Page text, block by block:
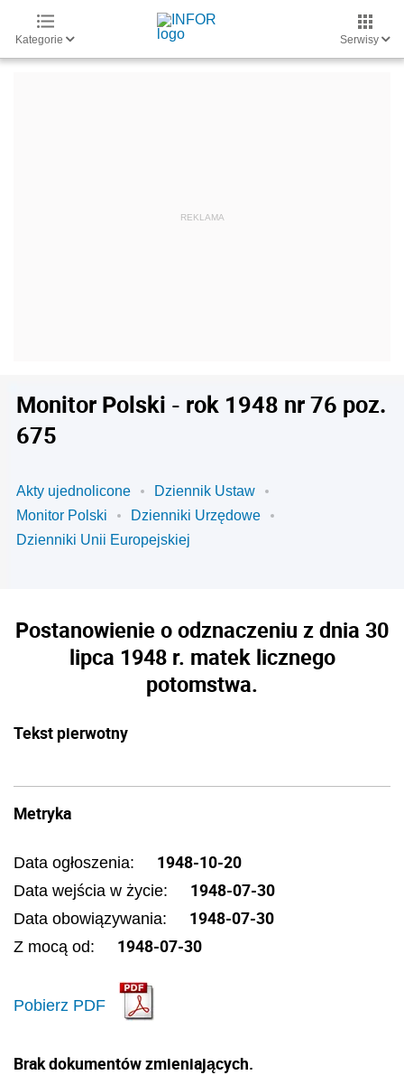
Kategorie Serwisy
Monitor Polski - rok 1948 nr 76 poz.
675
Akty ujednolicone
Dziennik Ustaw
Monitor Polski
Dzienniki Urzędowe
Dzienniki Unii Europejskiej
Postanowienie o odznaczeniu z dnia 30
lipca 1948 r. matek licznego
potomstwa.
Tekst pierwotny
Metryka
Data ogłoszenia: 1948-10-20
Data wejścia w życie: 1948-07-30
Data obowiązywania: 1948-07-30
Z mocą od: 1948-07-30
Pobierz PDF
Brak dokumentów zmieniających.